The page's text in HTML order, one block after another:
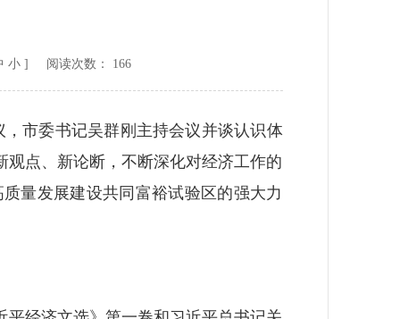
小 ] 阅读次数： 166
市委书记吴群刚主持会议并谈认识体
点、新论断，不断深化对经济工作的
量发展建设共同富裕试验区的强大力